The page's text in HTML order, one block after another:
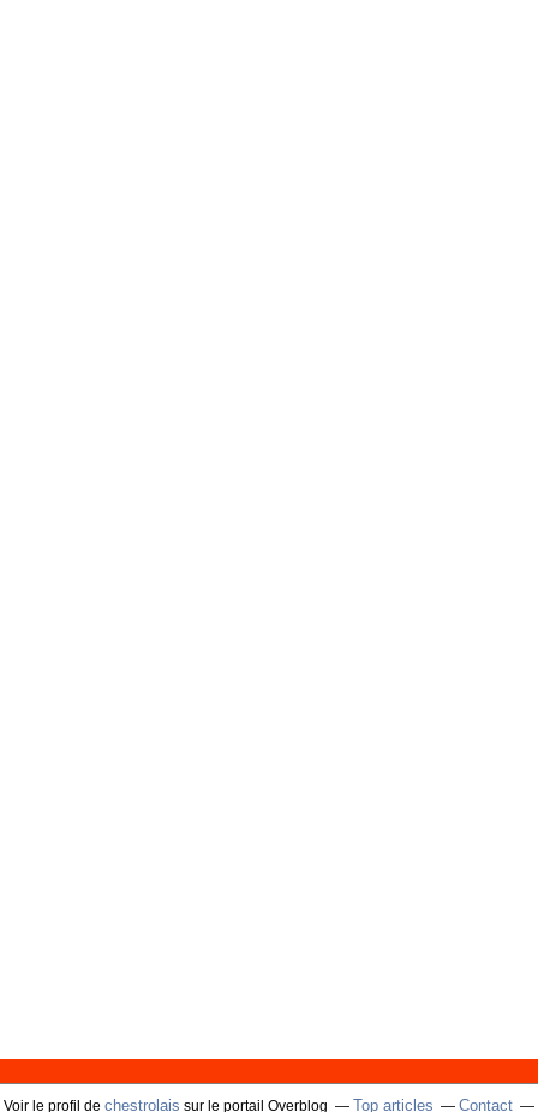
Voir le profil de chestrolais sur le portail Overblog Top articles Contact